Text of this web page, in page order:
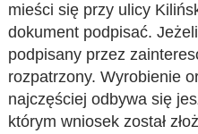
mieści się przy ulicy
dokument podpisać.
podpisany przez
rozpatrzony. Wyrobienie
najczęściej odbywa się
którym wniosek został